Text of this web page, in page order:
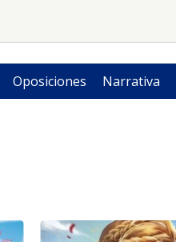
Oposiciones Narrativa